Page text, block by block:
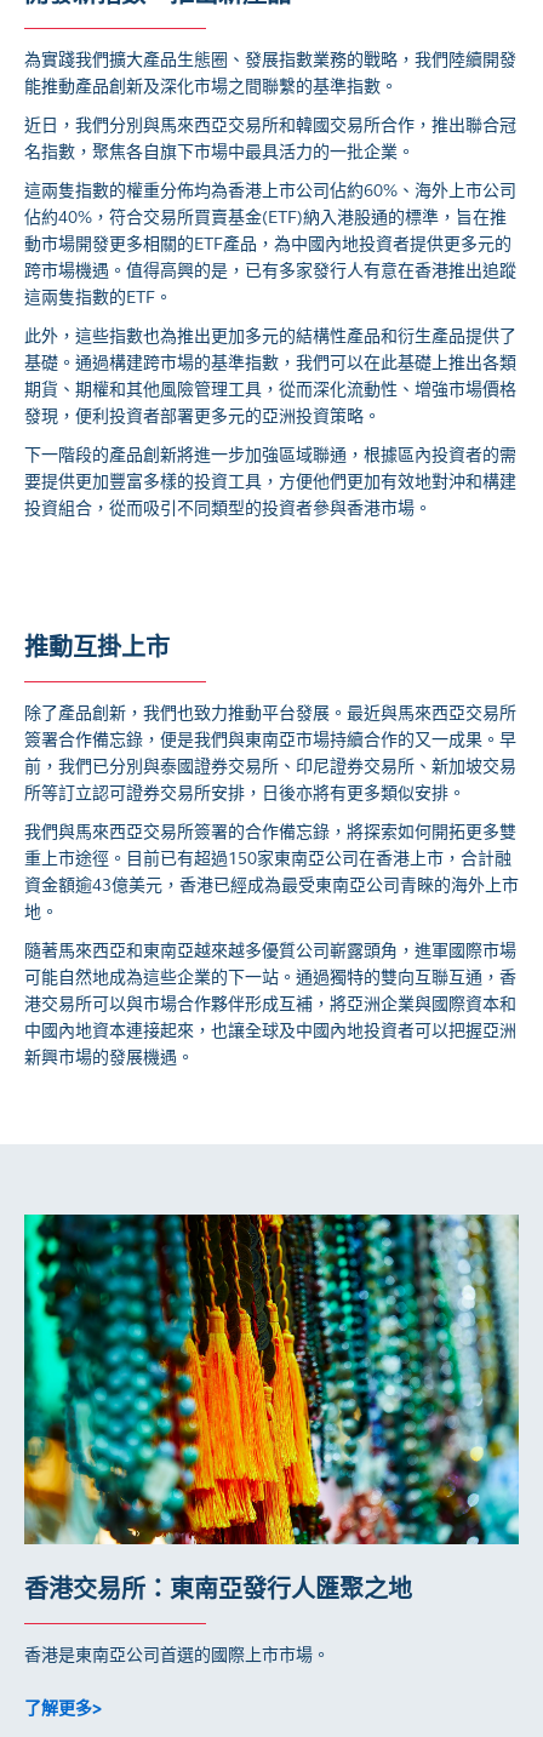
為實踐我們擴大產品生態圈、發展指數業務的戰略，我們陸續開發
能推動產品創新及深化市場之間聯繫的基準指數。
近日，我們分別與馬來西亞交易所和韓國交易所合作，推出聯合冠
名指數，聚焦各自旗下市場中最具活力的一批企業。
這兩隻指數的權重分佈均為香港上市公司佔約60%、海外上市公司
佔約40%，符合交易所買賣基金(ETF)納入港股通的標準，旨在推
動市場開發更多相關的ETF產品，為中國內地投資者提供更多元的
跨市場機遇。值得高興的是，已有多家發行人有意在香港推出追蹤
這兩隻指數的ETF。
此外，這些指數也為推出更加多元的結構性產品和衍生產品提供了
基礎。通過構建跨市場的基準指數，我們可以在此基礎上推出各類
期貨、期權和其他風險管理工具，從而深化流動性、增強市場價格
發現，便利投資者部署更多元的亞洲投資策略。
下一階段的產品創新將進一步加強區域聯通，根據區內投資者的需
要提供更加豐富多樣的投資工具，方便他們更加有效地對沖和構建
投資組合，從而吸引不同類型的投資者參與香港市場。
推動互掛上市
除了產品創新，我們也致力推動平台發展。最近與馬來西亞交易所
簽署合作備忘錄，便是我們與東南亞市場持續合作的又一成果。早
前，我們已分別與泰國證券交易所、印尼證券交易所、新加坡交易
所等訂立認可證券交易所安排，日後亦將有更多類似安排。
我們與馬來西亞交易所簽署的合作備忘錄，將探索如何開拓更多雙
重上市途徑。目前已有超過150家東南亞公司在香港上市，合計融
資金額逾43億美元，香港已經成為最受東南亞公司青睞的海外上市
地。
隨著馬來西亞和東南亞越來越多優質公司嶄露頭角，進軍國際市場
可能自然地成為這些企業的下一站。通過獨特的雙向互聯互通，香
港交易所可以與市場合作夥伴形成互補，將亞洲企業與國際資本和
中國內地資本連接起來，也讓全球及中國內地投資者可以把握亞洲
新興市場的發展機遇。
香港交易所：東南亞發行人匯聚之地
香港是東南亞公司首選的國際上市市場。
了解更多>